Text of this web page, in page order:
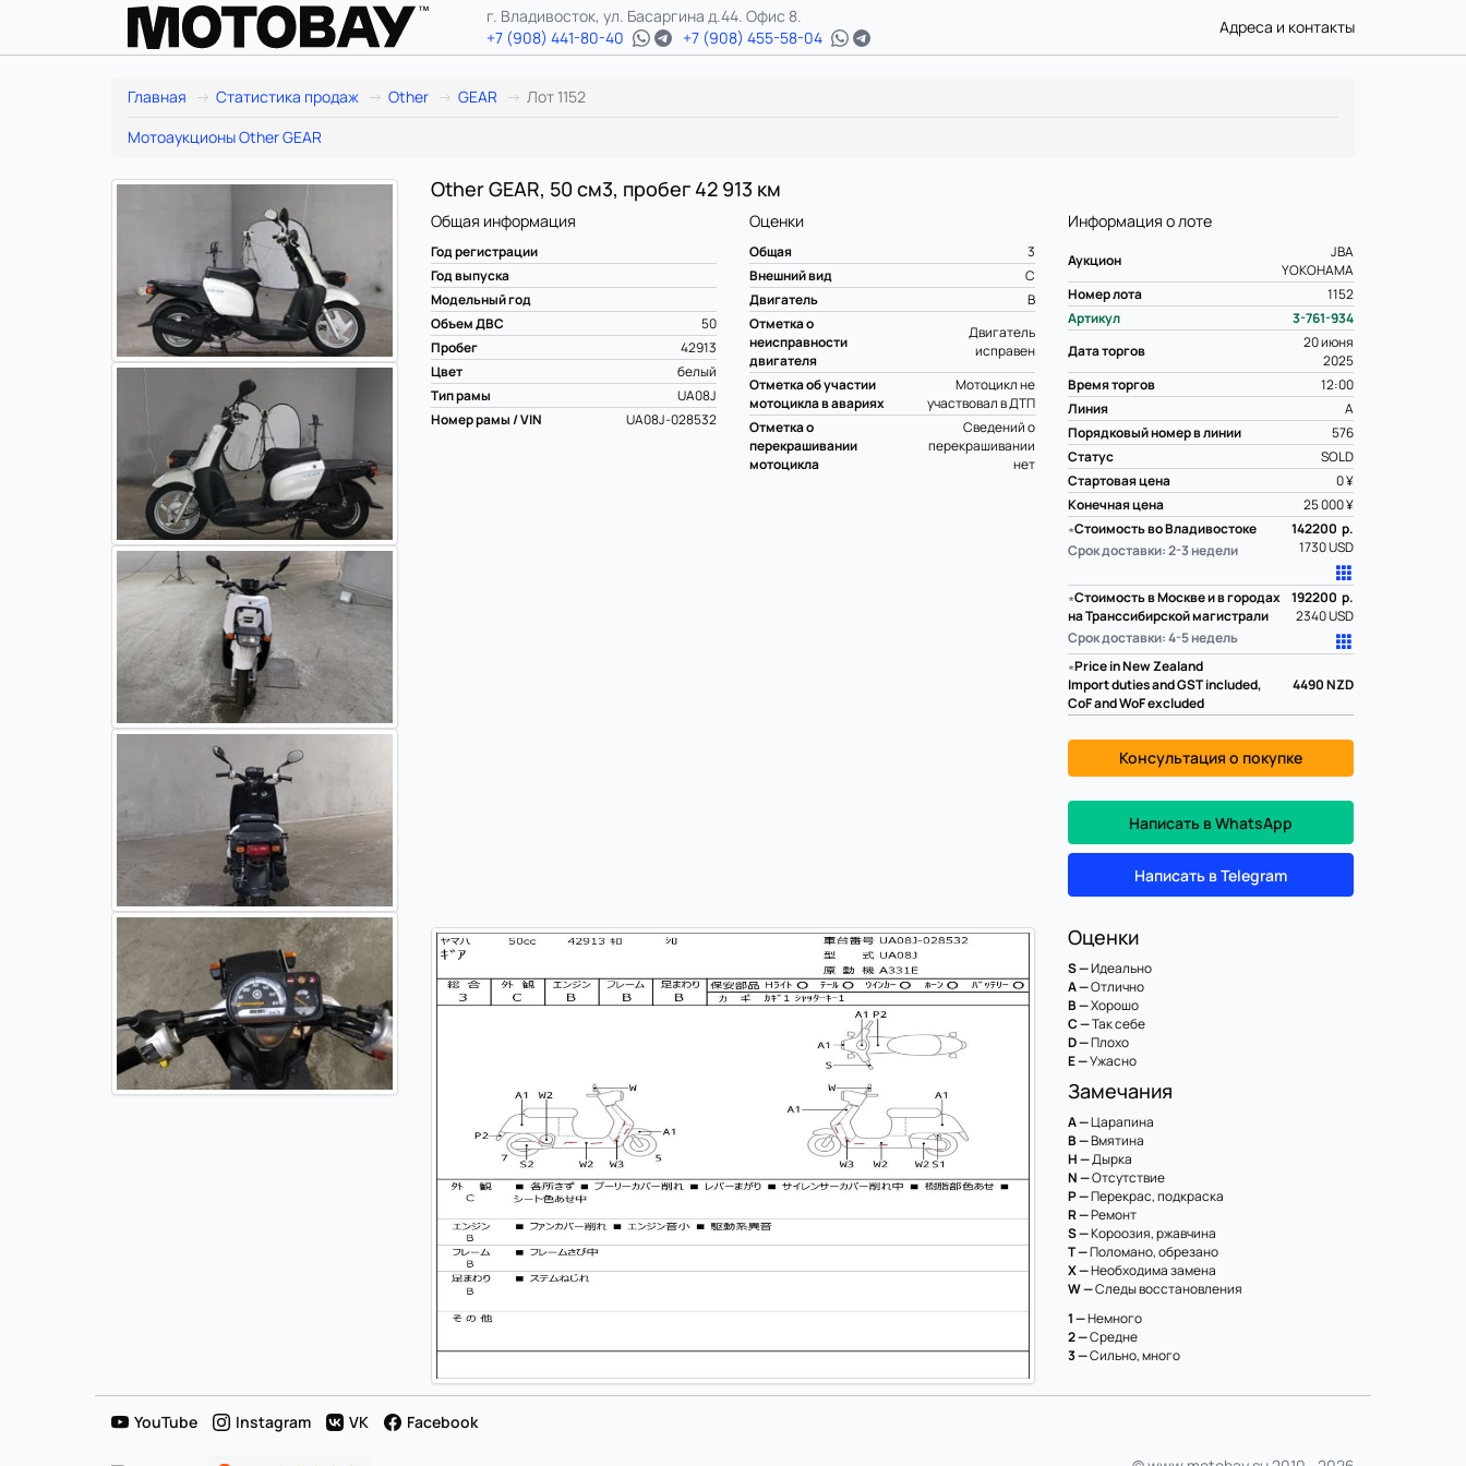
г. Владивосток, ул. Басаргина д.44. Офис 8.
+7 (908) 441-80-40
+7 (908) 455-58-04
Адреса и контакты
Главная Статистика продаж Other GEAR
Лот 1152
Мотоаукционы Other GEAR
Other GEAR, 50 см3, пробег 42 913 км
Информация о лоте
Аукцион
JBA
YOKOHAMA
Номер лота
1152
Артикул
3-761-934
Дата торгов
20 июня
2025
Время торгов
12:00
Линия
A
Порядковый номер в линии
576
Статус
SOLD
Стартовая цена
0 ¥
Конечная цена
25 000 ¥
∗Стоимость во Владивостоке
Срок доставки: 2-3 недели
142200 р.
1730 USD
∗Стоимость в Москве и в городах
на Транссибирской магистрали
Срок доставки: 4-5 недель
192200 р.
2340 USD
∗Price in New Zealand
Import duties and GST included,
CoF and WoF excluded
4490NZD
Консультация о покупке
Написать в WhatsApp
Написать в Telegram
Общая информация
Год регистрации
Год выпуска
Модельный год
Объем ДВС
50
Пробег
42913
Цвет
белый
Тип рамы
UA08J
Номер рамы / VIN
UA08J-028532
Оценки
Общая
3
Внешний вид
C
Двигатель
B
Отметка о
неисправности
двигателя
Двигатель
исправен
Отметка об участии
мотоцикла в авариях
Мотоцикл не
участвовал в ДТП
Отметка о
перекрашивании
мотоцикла
Сведений о
перекрашивании
нет
Оценки
S —Идеально
A —Отлично
B —Хорошо
C —Так себе
D —Плохо
E —Ужасно
Замечания
A —Царапина
B —Вмятина
H —Дырка
N —Отсутствие
P —Перекрас, подкраска
R —Ремонт
S —Короозия, ржавчина
T —Поломано, обрезано
X —Необходима замена
W —Следы восстановления
1 —Немного
2 —Средне
3 —Сильно, много
YouTube Instagram VK Facebook